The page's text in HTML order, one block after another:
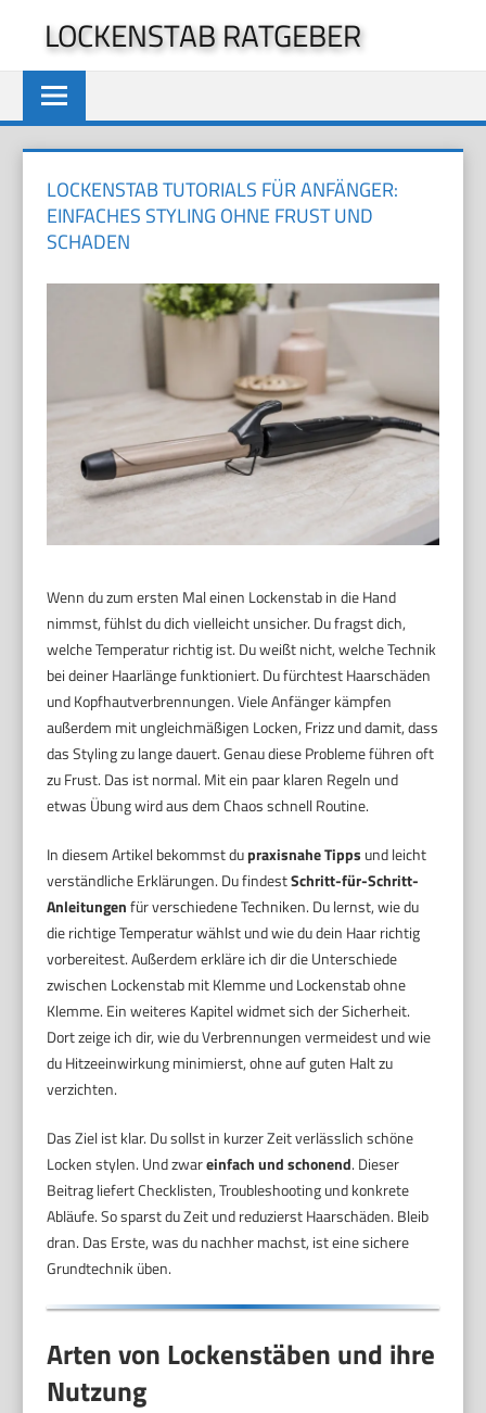
springen
LOCKENSTAB RATGEBER
LOCKENSTAB TUTORIALS FÜR ANFÄNGER:
EINFACHES STYLING OHNE FRUST UND
SCHADEN
Wenn du zum ersten Mal einen Lockenstab in die Hand
nimmst, fühlst du dich vielleicht unsicher. Du fragst dich,
welche Temperatur richtig ist. Du weißt nicht, welche Technik
bei deiner Haarlänge funktioniert. Du fürchtest Haarschäden
und Kopfhautverbrennungen. Viele Anfänger kämpfen
außerdem mit ungleichmäßigen Locken, Frizz und damit, dass
das Styling zu lange dauert. Genau diese Probleme führen oft
zu Frust. Das ist normal. Mit ein paar klaren Regeln und
etwas Übung wird aus dem Chaos schnell Routine.
In diesem Artikel bekommst dupraxisnahe Tipps und leicht
verständliche Erklärungen. Du findestSchritt-für-Schritt-
Anleitungenfür verschiedene Techniken. Du lernst, wie du
die richtige Temperatur wählst und wie du dein Haar richtig
vorbereitest. Außerdem erkläre ich dir die Unterschiede
zwischen Lockenstab mit Klemme und Lockenstab ohne
Klemme. Ein weiteres Kapitel widmet sich der Sicherheit.
Dort zeige ich dir, wie du Verbrennungen vermeidest und wie
du Hitzeeinwirkung minimierst, ohne auf guten Halt zu
verzichten.
Das Ziel ist klar. Du sollst in kurzer Zeit verlässlich schöne
Locken stylen. Und zwareinfach und schonend. Dieser
Beitrag liefert Checklisten, Troubleshooting und konkrete
Abläufe. So sparst du Zeit und reduzierst Haarschäden. Bleib
dran. Das Erste, was du nachher machst, ist eine sichere
Grundtechnik üben.
Arten von Lockenstäben und ihre
Nutzung